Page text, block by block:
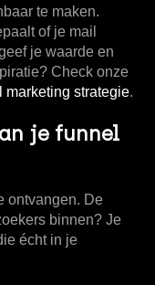
te maken.
of je mail
je waarde en
Check onze
marketing strategie.
je funnel
ontvangen. De
binnen? Je
écht in je